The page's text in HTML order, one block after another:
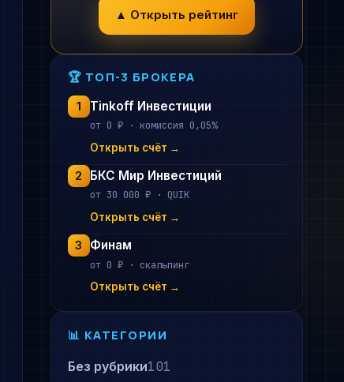
▲ Открыть рейтинг
🏆 ТОП-3 БРОКЕРА
1 Tinkoff Инвестиции
от 0 ₽ · комиссия 0,05%
Открыть счёт →
2 БКС Мир Инвестиций
от 30 000 ₽ · QUIK
Открыть счёт →
3 Финам
от 0 ₽ · скальпинг
Открыть счёт →
📊 КАТЕГОРИИ
Без рубрики101